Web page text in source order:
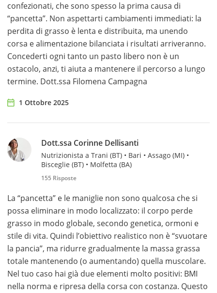
confezionati, che sono spesso la prima causa di
“pancetta”. Non aspettarti cambiamenti immediati: la
perdita di grasso è lenta e distribuita, ma unendo
corsa e alimentazione bilanciata i risultati arriveranno.
Concederti ogni tanto un pasto libero non è un
ostacolo, anzi, ti aiuta a mantenere il percorso a lungo
termine. Dott.ssa Filomena Campagna
1 Ottobre 2025
Dott.ssa Corinne Dellisanti
Nutrizionista a Trani (BT) • Bari • Assago (MI) •
Bisceglie (BT) • Molfetta (BA)
155 Risposte
La “pancetta” e le maniglie non sono qualcosa che si
possa eliminare in modo localizzato: il corpo perde
grasso in modo globale, secondo genetica, ormoni e
stile di vita. Quindi l’obiettivo realistico non è “svuotare
la pancia”, ma ridurre gradualmente la massa grassa
totale mantenendo (o aumentando) quella muscolare.
Nel tuo caso hai già due elementi molto positivi: BMI
nella norma e ripresa della corsa con costanza. Questo